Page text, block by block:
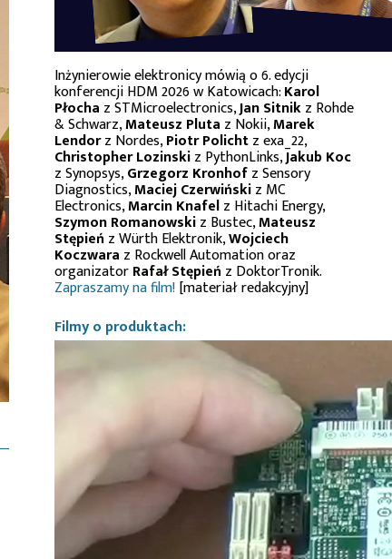
Inżynierowie elektronicy mówią o 6. edycji
konferencji HDM 2026 w Katowicach:Karol
Płocha z STMicroelectronics,Jan Sitnikz Rohde
& Schwarz,Mateusz Pluta z Nokii,Marek
Lendorz Nordes,Piotr Polichtz exa_22,
Christopher Lozinskiz PythonLinks,Jakub Koc
z Synopsys,Grzegorz Kronhofz Sensory
Diagnostics,Maciej Czerwińskiz MC
Electronics,Marcin Knafelz Hitachi Energy,
Szymon Romanowskiz Bustec,Mateusz
Stępień z Würth Elektronik,Wojciech
Koczwara z Rockwell Automation oraz
organizatorRafał Stępień z DoktorTronik.
Zapraszamy na film![materiał redakcyjny]
Filmy o produktach: